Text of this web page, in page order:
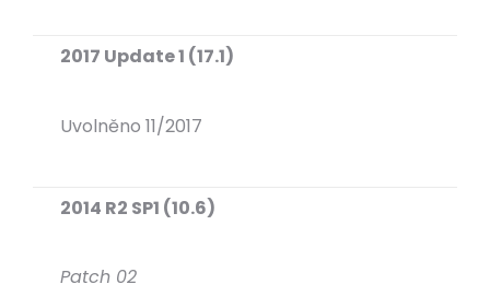
2017 Update 1 (17.1)
Uvolněno 11/2017
2014 R2 SP1 (10.6)
Patch 02